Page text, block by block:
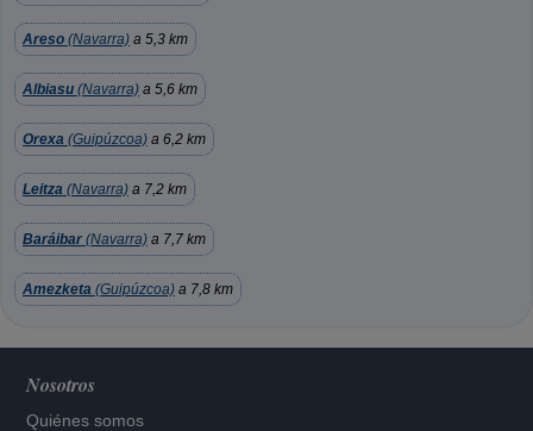
Areso (Navarra) a 5,3 km
Albiasu (Navarra) a 5,6 km
Orexa (Guipúzcoa) a 6,2 km
Leitza (Navarra) a 7,2 km
Baráibar (Navarra) a 7,7 km
Amezketa (Guipúzcoa) a 7,8 km
Nosotros
Quiénes somos